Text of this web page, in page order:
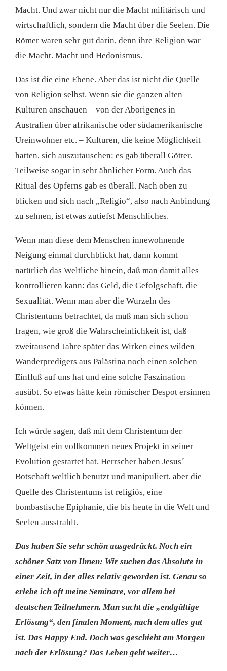
Macht. Und zwar nicht nur die Macht militärisch und
wirtschaftlich, sondern die Macht über die Seelen. Die
Römer waren sehr gut darin, denn ihre Religion war
die Macht. Macht und Hedonismus.
Das ist die eine Ebene. Aber das ist nicht die Quelle
von Religion selbst. Wenn sie die ganzen alten
Kulturen anschauen – von der Aborigenes in
Australien über afrikanische oder südamerikanische
Ureinwohner etc. – Kulturen, die keine Möglichkeit
hatten, sich auszutauschen: es gab überall Götter.
Teilweise sogar in sehr ähnlicher Form. Auch das
Ritual des Opferns gab es überall. Nach oben zu
blicken und sich nach „Religio“, also nach Anbindung
zu sehnen, ist etwas zutiefst Menschliches.
Wenn man diese dem Menschen innewohnende
Neigung einmal durchblickt hat, dann kommt
natürlich das Weltliche hinein, daß man damit alles
kontrollieren kann: das Geld, die Gefolgschaft, die
Sexualität. Wenn man aber die Wurzeln des
Christentums betrachtet, da muß man sich schon
fragen, wie groß die Wahrscheinlichkeit ist, daß
zweitausend Jahre später das Wirken eines wilden
Wanderpredigers aus Palästina noch einen solchen
Einfluß auf uns hat und eine solche Faszination
ausübt. So etwas hätte kein römischer Despot ersinnen
können.
Ich würde sagen, daß mit dem Christentum der
Weltgeist ein vollkommen neues Projekt in seiner
Evolution gestartet hat. Herrscher haben Jesus´
Botschaft weltlich benutzt und manipuliert, aber die
Quelle des Christentums ist religiös, eine
bombastische Epiphanie, die bis heute in die Welt und
Seelen ausstrahlt.
Das haben Sie sehr schön ausgedrückt. Noch ein
schöner Satz von Ihnen: Wir suchen das Absolute in
einer Zeit, in der alles relativ geworden ist. Genau so
erlebe ich oft meine Seminare, vor allem bei
deutschen Teilnehmern. Man sucht die „endgültige
Erlösung“, den finalen Moment, nach dem alles gut
ist. Das Happy End. Doch was geschieht am Morgen
nach der Erlösung? Das Leben geht weiter…